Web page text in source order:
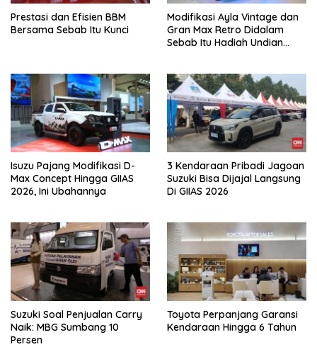
Prestasi dan Efisien BBM
Bersama Sebab Itu Kunci
Modifikasi Ayla Vintage dan
Gran Max Retro Didalam
Sebab Itu Hadiah Undian
Isuzu Pajang Modifikasi D-
Max Concept Hingga GIIAS
2026, Ini Ubahannya
3 Kendaraan Pribadi Jagoan
Suzuki Bisa Dijajal Langsung
Di GIIAS 2026
Suzuki Soal Penjualan Carry
Naik: MBG Sumbang 10
Persen
Toyota Perpanjang Garansi
Kendaraan Hingga 6 Tahun